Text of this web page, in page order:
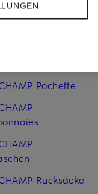
LE ROSEAU
Netztasche
Pochette
Rucksäcke